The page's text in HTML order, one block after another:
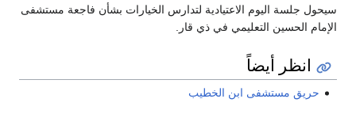
سيحول جلسة اليوم الاعتيادية لتدارس الخيارات بشأن فاجعة مستشفى
الإمام الحسين التعليمي في ذي قار.
انظر أيضاً
حريق مستشفى ابن الخطيب